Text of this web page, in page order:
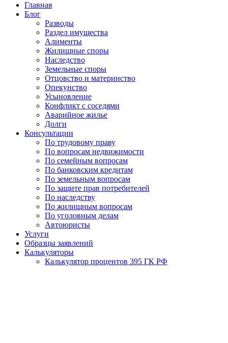
Главная
Блог
Разводы
Раздел имущества
Алименты
Жилищные споры
Наследство
Земельные споры
Отцовство и материнство
Опекунство
Усыновление
Конфликт с соседями
Аварийное жилье
Долги
Консультации
По трудовому праву
По вопросам недвижимости
По семейным вопросам
По банковским кредитам
По земельным вопросам
По защите прав потребителей
По наследству
По жилищным вопросам
По уголовным делам
Автоюристы
Услуги
Образцы заявлений
Калькуляторы
Калькулятор процентов 395 ГК РФ